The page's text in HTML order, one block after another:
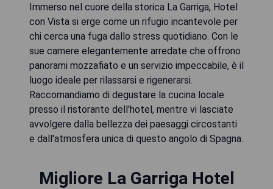
Immerso nel cuore della storica La Garriga, Hotel
con Vista si erge come un rifugio incantevole per
chi cerca una fuga dallo stress quotidiano. Con le
sue camere elegantemente arredate che offrono
panorami mozzafiato e un servizio impeccabile, è il
luogo ideale per rilassarsi e rigenerarsi.
Raccomandiamo di degustare la cucina locale
presso il ristorante dell'hotel, mentre vi lasciate
avvolgere dalla bellezza dei paesaggi circostanti
e dall'atmosfera unica di questo angolo di Spagna.
Migliore La Garriga Hotel